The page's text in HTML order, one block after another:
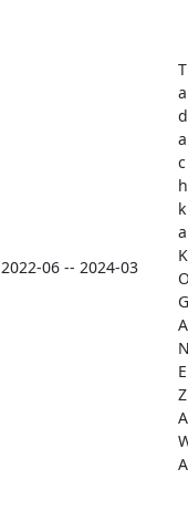
2022-06 -- 2024-03
T
a
d
a
c
k
a
K
G
A
E
Z
A
A